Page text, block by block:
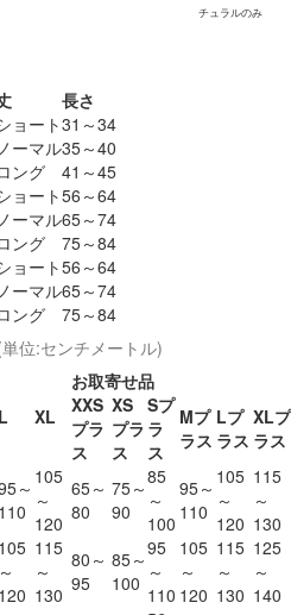
チュラルのみ
長さ
ョート31～34
ノーマル35～40
ング
41～45
ョート56～64
ノーマル65～74
ング
75～84
ョート56～64
ノーマル65～74
ング
75～84
位:センチメートル)
L XL
お取寄せ品
XXS
プラ
ス
XS
プラ
ス
Sプ
ラ
ス
Mプ
ラス
Lプ
ラス
XLプ
ラス
～
110
105
～
120
65～
80
75～
90
85
～
100
95～
110
105
～
120
115
～
130
105
～
120
115
～
130
80～
95
85～
100
95
～
110
105
～
120
115
～
130
125
～
140